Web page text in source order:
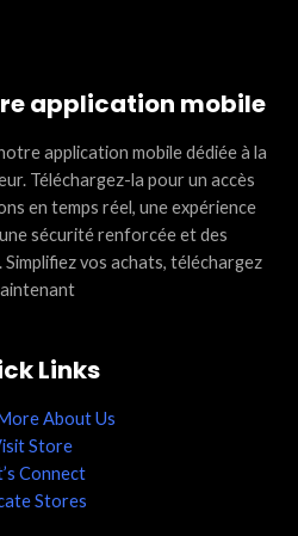
application mobile
application mobile dédiée à la
Téléchargez-la pour un accès
en temps réel, une expérience
sécurité renforcée et des
vos achats, téléchargez
Links
About Us
Store
Connect
Stores